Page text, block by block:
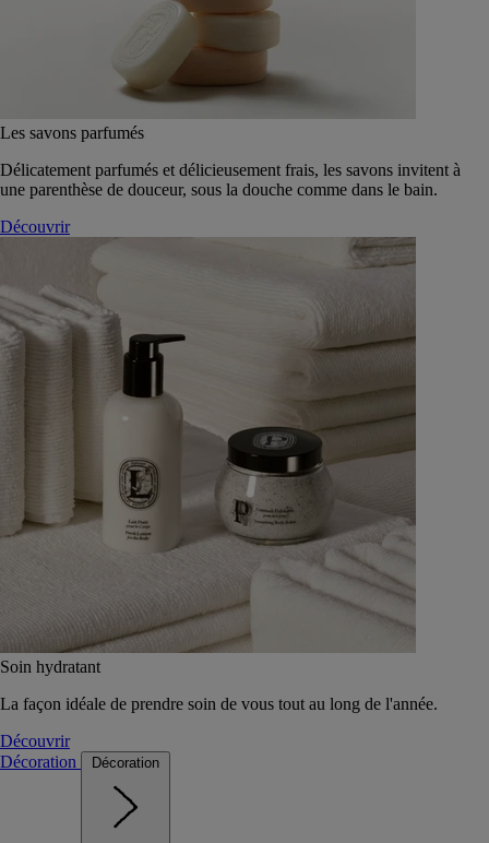
Les savons parfumés
Délicatement parfumés et délicieusement frais, les savons invitent à
une parenthèse de douceur, sous la douche comme dans le bain.
Découvrir
Soin hydratant
La façon idéale de prendre soin de vous tout au long de l'année.
Découvrir
Décoration
Décoration